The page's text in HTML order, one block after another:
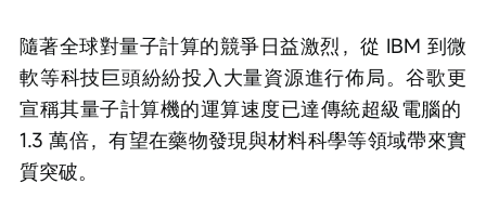
隨著全球對量子計算的競爭日益激烈，從 IBM 到微
軟等科技巨頭紛紛投入大量資源進行佈局。谷歌更
宣稱其量子計算機的運算速度已達傳統超級電腦的
1.3 萬倍，有望在藥物發現與材料科學等領域帶來實
質突破。